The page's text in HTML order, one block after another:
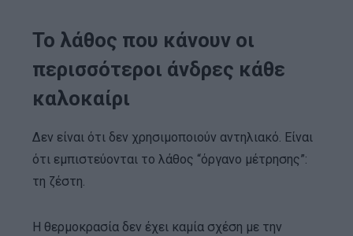
Το λάθος που κάνουν οι
περισσότεροι άνδρες κάθε
καλοκαίρι
Δεν είναι ότι δεν χρησιμοποιούν αντηλιακό. Είναι
ότι εμπιστεύονται το λάθος “όργανο μέτρησης”:
τη ζέστη.
Η θερμοκρασία δεν έχει καμία σχέση με την